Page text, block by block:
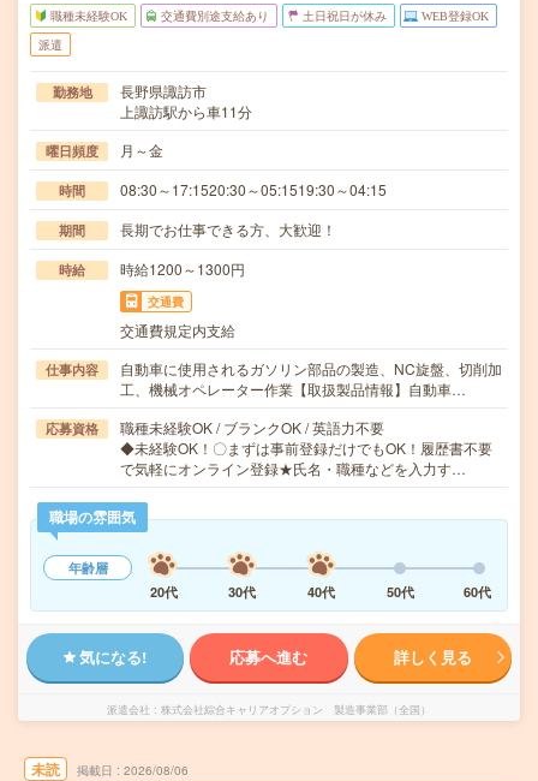
職種未経験OK 交通費別途支給あり 土日祝日が休み WEB登録OK
派遣
勤務地
長野県諏訪市
上諏訪駅から車11分
曜日頻度 月～金
時間 08:30～17:1520:30～05:1519:30～04:15
期間 長期でお仕事できる方、大歓迎！
時給 時給1200～1300円
交通費
交通費規定内支給
仕事内容
自動車に使用されるガソリン部品の製造、NC旋盤、切削加
工、機械オペレーター作業【取扱製品情報】自動車…
応募資格
職種未経験OK / ブランクOK / 英語力不要
◆未経験OK！〇まずは事前登録だけでもOK！履歴書不要
で気軽にオンライン登録★氏名・職種などを入力す…
職場の雰囲気
年齢層
20代
30代 40代 50代 60代
気になる! 応募へ進む 詳しく見る
派遣会社 株式会社綜合キャリアオプション 製造事業部（全国）
未読 掲載日 2026/08/06